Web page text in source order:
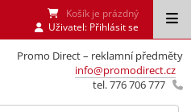
Promo Direct – reklamní předměty
info@promodirect.cz
tel. 776 706 777
Košík je prázdný
Uživatel: Přihlásit se